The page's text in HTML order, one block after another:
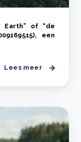
Earth” of “de
een
Lees meer